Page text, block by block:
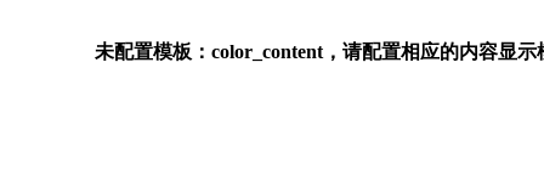
未配置模板：color_content，请配置相应的内容显示